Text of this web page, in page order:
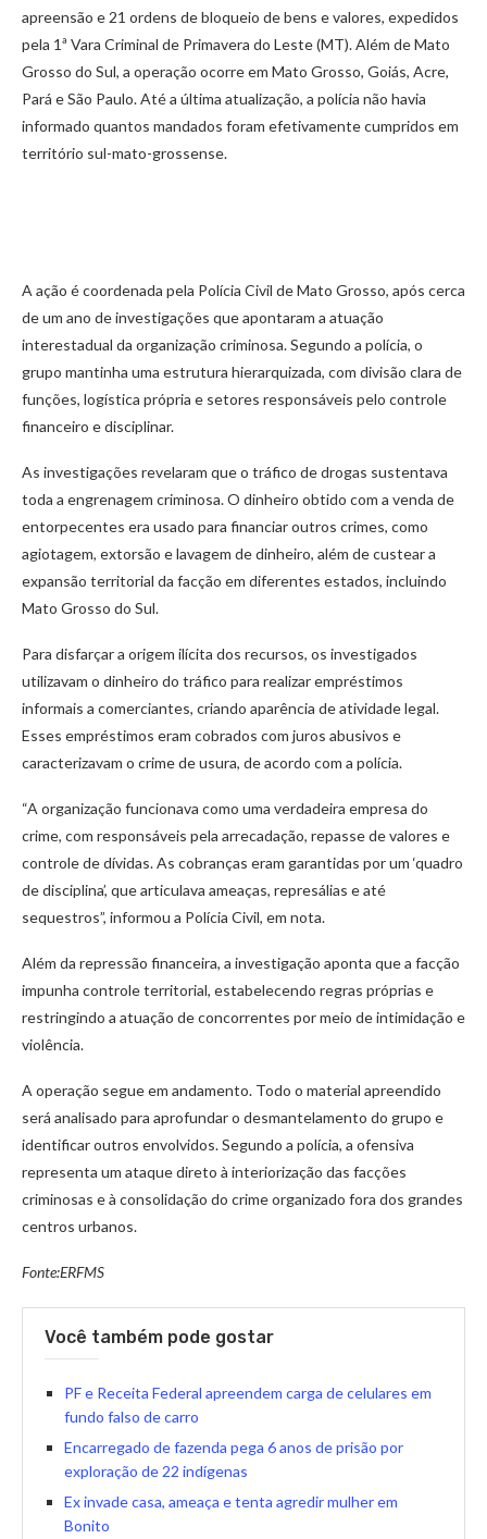
apreensão e 21 ordens de bloqueio de bens e valores, expedidos
pela 1ª Vara Criminal de Primavera do Leste (MT). Além de Mato
Grosso do Sul, a operação ocorre em Mato Grosso, Goiás, Acre,
Pará e São Paulo. Até a última atualização, a polícia não havia
informado quantos mandados foram efetivamente cumpridos em
território sul-mato-grossense.
A ação é coordenada pela Polícia Civil de Mato Grosso, após cerca
de um ano de investigações que apontaram a atuação
interestadual da organização criminosa. Segundo a polícia, o
grupo mantinha uma estrutura hierarquizada, com divisão clara de
funções, logística própria e setores responsáveis pelo controle
financeiro e disciplinar.
As investigações revelaram que o tráfico de drogas sustentava
toda a engrenagem criminosa. O dinheiro obtido com a venda de
entorpecentes era usado para financiar outros crimes, como
agiotagem, extorsão e lavagem de dinheiro, além de custear a
expansão territorial da facção em diferentes estados, incluindo
Mato Grosso do Sul.
Para disfarçar a origem ilícita dos recursos, os investigados
utilizavam o dinheiro do tráfico para realizar empréstimos
informais a comerciantes, criando aparência de atividade legal.
Esses empréstimos eram cobrados com juros abusivos e
caracterizavam o crime de usura, de acordo com a polícia.
“A organização funcionava como uma verdadeira empresa do
crime, com responsáveis pela arrecadação, repasse de valores e
controle de dívidas. As cobranças eram garantidas por um ‘quadro
de disciplina’, que articulava ameaças, represálias e até
sequestros”, informou a Polícia Civil, em nota.
Além da repressão financeira, a investigação aponta que a facção
impunha controle territorial, estabelecendo regras próprias e
restringindo a atuação de concorrentes por meio de intimidação e
violência.
A operação segue em andamento. Todo o material apreendido
será analisado para aprofundar o desmantelamento do grupo e
identificar outros envolvidos. Segundo a polícia, a ofensiva
representa um ataque direto à interiorização das facções
criminosas e à consolidação do crime organizado fora dos grandes
centros urbanos.
Fonte:ERFMS
Você também pode gostar
PF e Receita Federal apreendem carga de celulares em
fundo falso de carro
Encarregado de fazenda pega 6 anos de prisão por
exploração de 22 indígenas
Ex invade casa, ameaça e tenta agredir mulher em
Bonito